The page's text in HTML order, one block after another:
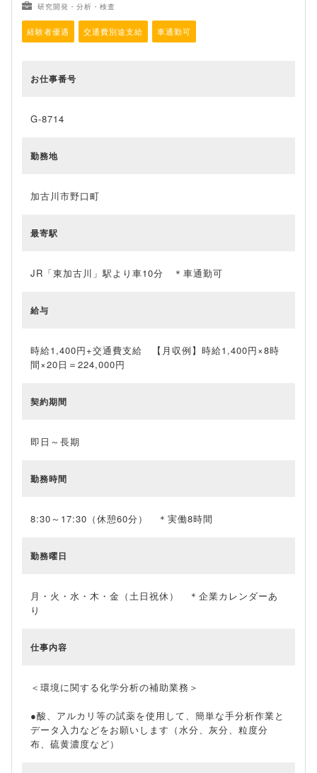
研究開発・分析・検査
経験者優遇 交通費別途支給 車通勤可
お仕事番号
G-8714
勤務地
加古川市野口町
最寄駅
JR「東加古川」駅より車10分 ＊車通勤可
給与
時給1,400円+交通費支給 【月収例】時給1,400円×8時
間×20日＝224,000円
契約期間
即日～長期
勤務時間
8:30～17:30（休憩60分） ＊実働8時間
勤務曜日
月・火・水・木・金（土日祝休） ＊企業カレンダーあ
り
仕事内容
＜環境に関する化学分析の補助業務＞
●酸、アルカリ等の試薬を使用して、簡単な手分析作業と
データ入力などをお願いします（水分、灰分、粒度分
布、硫黄濃度など）